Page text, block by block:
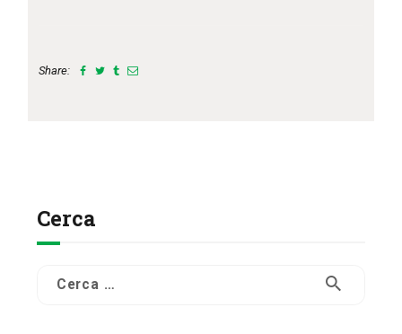
Share:
Cerca
Ricerca